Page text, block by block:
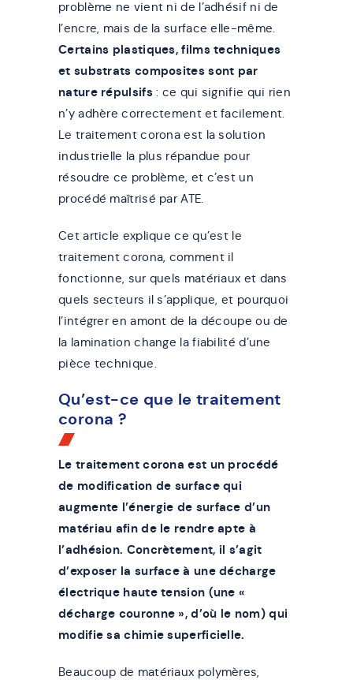
problème ne vient ni de l’adhésif ni de
l’encre, mais de la surface elle-même.
Certains plastiques, films techniques
et substrats composites sont par
nature répulsifs: ce qui signifie qui rien
n’y adhère correctement et facilement.
Le traitement corona est la solution
industrielle la plus répandue pour
résoudre ce problème, et c’est un
procédé maîtrisé par ATE.
Cet article explique ce qu’est le
traitement corona, comment il
fonctionne, sur quels matériaux et dans
quels secteurs il s’applique, et pourquoi
l’intégrer en amont de la découpe ou de
la lamination change la fiabilité d’une
pièce technique.
Qu’est-ce que le traitement
corona ?
Le traitement corona est un procédé
de modification de surface qui
augmente l’énergie de surface d’un
matériau afin de le rendre apte à
l’adhésion. Concrètement, il s’agit
d’exposer la surface à une décharge
électrique haute tension (une «
décharge couronne », d’où le nom) qui
modifie sa chimie superficielle.
Beaucoup de matériaux polymères,